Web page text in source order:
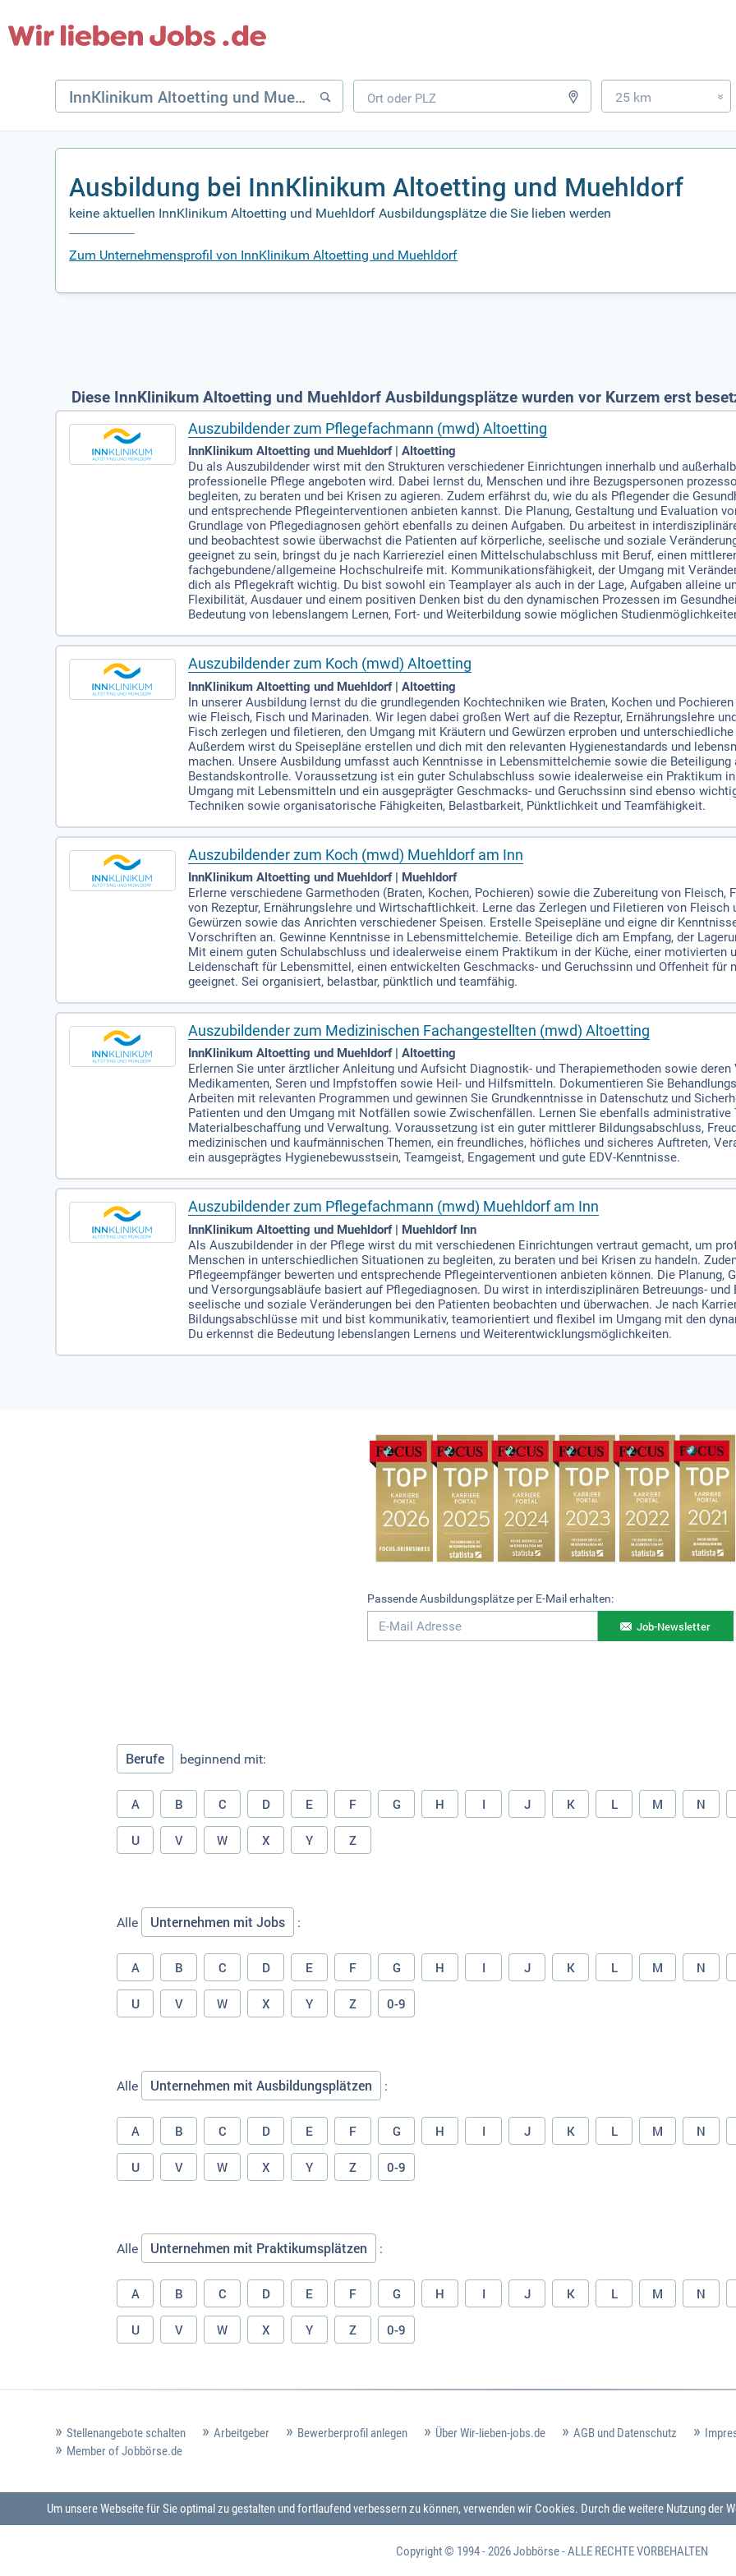
25 km »
Ausbildung bei InnKlinikum Altoetting und Muehldorf
keine aktuellen InnKlinikum Altoetting und Muehldorf Ausbildungsplätze die Sie lieben werden
Zum Unternehmensprofil von InnKlinikum Altoetting und Muehldorf
Diese InnKlinikum Altoetting und Muehldorf Ausbildungsplätze wurden vor Kurzem erst
Auszubildender zum Pflegefachmann (mwd) Altoetting
InnKlinikum Altoetting und Muehldorf | Altoetting
Du als Auszubildender wirst mit den Strukturen verschiedener Einrichtungen innerhalb und
professionelle Pflege angeboten wird. Dabei lernst du, Menschen und ihre Bezugspersonen
begleiten, zu beraten und bei Krisen zu agieren. Zudem erfährst du, wie du als Pflegender die
und entsprechende Pflegeinterventionen anbieten kannst. Die Planung, Gestaltung und Evaluation
Grundlage von Pflegediagnosen gehört ebenfalls zu deinen Aufgaben. Du arbeitest in
und beobachtest sowie überwachst die Patienten auf körperliche, seelische und soziale
geeignet zu sein, bringst du je nach Karriereziel einen Mittelschulabschluss mit Beruf, einen
fachgebundene/allgemeine Hochschulreife mit. Kommunikationsfähigkeit, der Umgang mit
dich als Pflegekraft wichtig. Du bist sowohl ein Teamplayer als auch in der Lage, Aufgaben alleine
Flexibilität, Ausdauer und einem positiven Denken bist du den dynamischen Prozessen im
Bedeutung von lebenslangem Lernen, Fort- und Weiterbildung sowie möglichen
Auszubildender zum Koch (mwd) Altoetting
InnKlinikum Altoetting und Muehldorf | Altoetting
In unserer Ausbildung lernst du die grundlegenden Kochtechniken wie Braten, Kochen und
wie Fleisch, Fisch und Marinaden. Wir legen dabei großen Wert auf die Rezeptur, Ernährungslehre
Fisch zerlegen und filetieren, den Umgang mit Kräutern und Gewürzen erproben und
Außerdem wirst du Speisepläne erstellen und dich mit den relevanten Hygienestandards und
machen. Unsere Ausbildung umfasst auch Kenntnisse in Lebensmittelchemie sowie die Beteiligung
Bestandskontrolle. Voraussetzung ist ein guter Schulabschluss sowie idealerweise ein Praktikum
Umgang mit Lebensmitteln und ein ausgeprägter Geschmacks- und Geruchssinn sind ebenso
Techniken sowie organisatorische Fähigkeiten, Belastbarkeit, Pünktlichkeit und Teamfähigkeit.
Auszubildender zum Koch (mwd) Muehldorf am Inn
InnKlinikum Altoetting und Muehldorf | Muehldorf
Erlerne verschiedene Garmethoden (Braten, Kochen, Pochieren) sowie die Zubereitung von
von Rezeptur, Ernährungslehre und Wirtschaftlichkeit. Lerne das Zerlegen und Filetieren von Fleisch
Gewürzen sowie das Anrichten verschiedener Speisen. Erstelle Speisepläne und eigne dir
Vorschriften an. Gewinne Kenntnisse in Lebensmittelchemie. Beteilige dich am Empfang, der
Mit einem guten Schulabschluss und idealerweise einem Praktikum in der Küche, einer
Leidenschaft für Lebensmittel, einen entwickelten Geschmacks- und Geruchssinn und Offenheit für
geeignet. Sei organisiert, belastbar, pünktlich und teamfähig.
Auszubildender zum Medizinischen Fachangestellten (mwd) Altoetting
InnKlinikum Altoetting und Muehldorf | Altoetting
Erlernen Sie unter ärztlicher Anleitung und Aufsicht Diagnostik- und Therapiemethoden sowie
Medikamenten, Seren und Impfstoffen sowie Heil- und Hilfsmitteln. Dokumentieren Sie
Arbeiten mit relevanten Programmen und gewinnen Sie Grundkenntnisse in Datenschutz und
Patienten und den Umgang mit Notfällen sowie Zwischenfällen. Lernen Sie ebenfalls administrative
Materialbeschaffung und Verwaltung. Voraussetzung ist ein guter mittlerer Bildungsabschluss,
medizinischen und kaufmännischen Themen, ein freundliches, höfliches und sicheres Auftreten,
ein ausgeprägtes Hygienebewusstsein, Teamgeist, Engagement und gute EDV-Kenntnisse.
Auszubildender zum Pflegefachmann (mwd) Muehldorf am Inn
InnKlinikum Altoetting und Muehldorf | Muehldorf Inn
Als Auszubildender in der Pflege wirst du mit verschiedenen Einrichtungen vertraut gemacht, um
Menschen in unterschiedlichen Situationen zu begleiten, zu beraten und bei Krisen zu handeln.
Pflegeempfänger bewerten und entsprechende Pflegeinterventionen anbieten können. Die Planung,
und Versorgungsabläufe basiert auf Pflegediagnosen. Du wirst in interdisziplinären Betreuungs-
seelische und soziale Veränderungen bei den Patienten beobachten und überwachen. Je nach
Bildungsabschlüsse mit und bist kommunikativ, teamorientiert und flexibel im Umgang mit den
Du erkennst die Bedeutung lebenslangen Lernens und Weiterentwicklungsmöglichkeiten.
Passende Ausbildungsplätze per E-Mail erhalten:
Job-Newsletter
Berufe beginnend mit:
A B C D E F G H I J K L M N
U V W X Y Z
Alle Unternehmen mit Jobs :
A B C D E F G H I J K L M N
U V W X Y Z 0-9
Alle Unternehmen mit Ausbildungsplätzen :
A B C D E F G H I J K L M N
U V W X Y Z 0-9
Alle Unternehmen mit Praktikumsplätzen :
A B C D E F G H I J K L M N
U V W X Y Z 0-9
Stellenangebote schalten Arbeitgeber Bewerberprofil anlegen Über Wir-lieben-jobs.de AGB und Datenschutz
Member of Jobbörse.de
Um unsere Webseite für Sie optimal zu gestalten und fortlaufend verbessern zu können, verwenden wir Cookies. Durch die weitere Nutzung der
Copyright © 1994 - 2026Jobbörse- ALLE RECHTE VORBEHALTEN